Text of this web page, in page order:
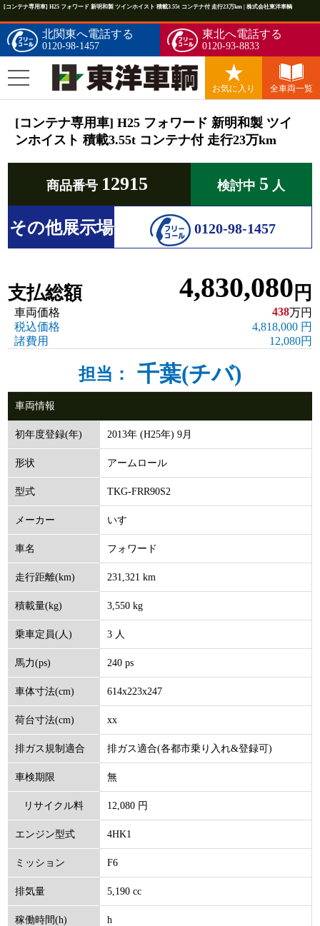
[コンテナ専用車] H25 フォワード 新明和製 ツインホイスト 積載3.55t コンテナ付 走行23万km | 株式会社東洋車輌
北関東へ電話する
0120-98-1457
東北へ電話する
0120-93-8833
お気に入り 全車両一覧
[コンテナ専用車] H25 フォワード 新明和製 ツイ
ンホイスト 積載3.55t コンテナ付 走行23万km
商品番号 12915 検討中 5 人
その他展示場 0120-98-1457
支払総額 4,830,080 円
車両価格 438万円
税込価格
4,818,000 円
諸費用
12,080円
担当： 千葉(チバ)
車両情報
初年度登録(年) 2013年 (H25年) 9月
形状 アームロール
型式 TKG-FRR90S2
メーカー いすゞ
車名 フォワード
走行距離(km) 231,321 km
積載量(kg) 3,550 kg
乗車定員(人) 3 人
馬力(ps) 240 ps
車体寸法(cm) 614x223x247
荷台寸法(cm) xx
排ガス規制適合 排ガス適合(各都市乗り入れ&登録可)
車検期限 無
リサイクル料
(円)
12,080 円
エンジン型式 4HK1
ミッション F6
排気量 5,190 cc
稼働時間(h) h